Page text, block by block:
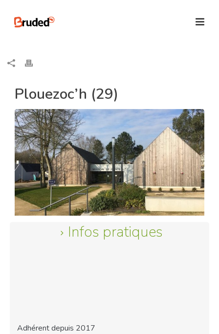
Plouezoc’h (29)
Infos pratiques
Adhérent depuis 2017